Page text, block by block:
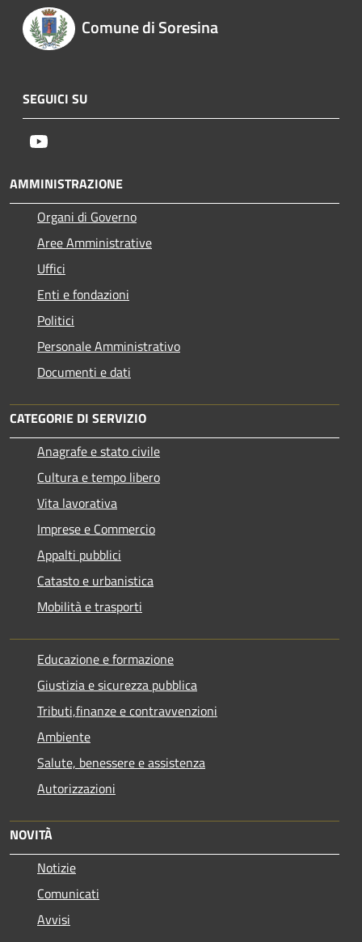
Comune di Soresina
SEGUICI SU
AMMINISTRAZIONE
Organi di Governo
Aree Amministrative
Uffici
Enti e fondazioni
Politici
Personale Amministrativo
Documenti e dati
CATEGORIE DI SERVIZIO
Anagrafe e stato civile
Cultura e tempo libero
Vita lavorativa
Imprese e Commercio
Appalti pubblici
Catasto e urbanistica
Mobilità e trasporti
Educazione e formazione
Giustizia e sicurezza pubblica
Tributi,finanze e contravvenzioni
Ambiente
Salute, benessere e assistenza
Autorizzazioni
NOVITÀ
Notizie
Comunicati
Avvisi